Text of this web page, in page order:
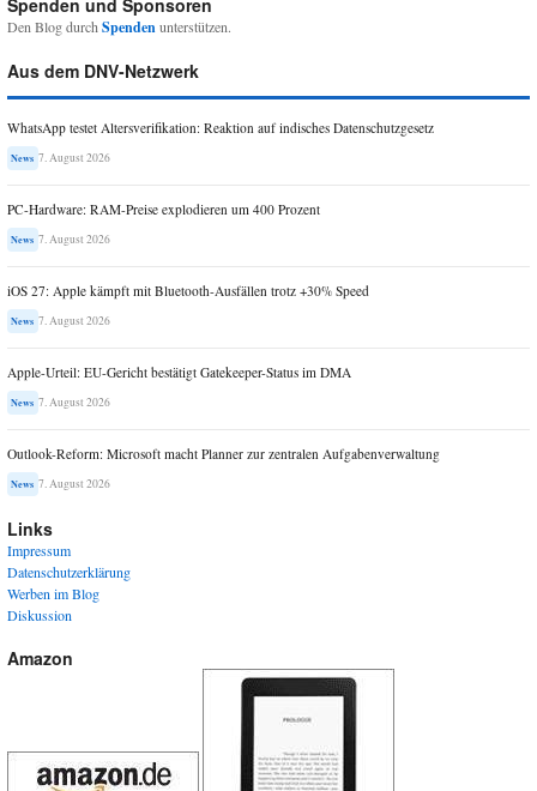
Spenden und Sponsoren
Den Blog durchSpendenunterstützen.
Aus dem DNV-Netzwerk
WhatsApp testet Altersverifikation: Reaktion auf indisches Datenschutzgesetz
News 7. August 2026
PC-Hardware: RAM-Preise explodieren um 400 Prozent
News 7. August 2026
iOS 27: Apple kämpft mit Bluetooth-Ausfällen trotz +30% Speed
News 7. August 2026
Apple-Urteil: EU-Gericht bestätigt Gatekeeper-Status im DMA
News 7. August 2026
Outlook-Reform: Microsoft macht Planner zur zentralen Aufgabenverwaltung
News 7. August 2026
Links
Impressum
Datenschutzerklärung
Werben im Blog
Diskussion
Amazon